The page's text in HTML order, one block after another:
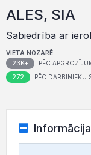
ALES, SIA
Sabiedrība ar
VIETA NOZARĒ
23K+ PĒC
272 PĒC DARBINIEKU